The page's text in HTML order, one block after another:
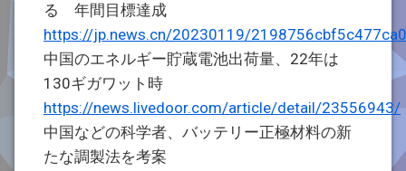
る 年間目標達成
https://jp.news.cn/20230119/
中国のエネルギー貯蔵電池出荷量、22年は
130ギガワット時
https://news.livedoor.com/article/detail/23556943/
中国などの科学者、バッテリー正極材料の新
たな調製法を考案